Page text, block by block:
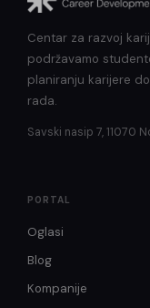
Centar za razvoj
podržavamo
planiranju karijere
rada.
Savski nasip 7, 11070
PORTAL
Oglasi
Blog
Kompanije